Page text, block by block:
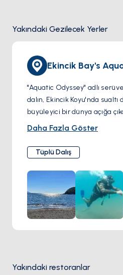
Yakındaki Gezilecek Yerler
Ekincik Bay's
"Aquatic Odyssey" adlı
dalın, Ekincik Koyu'nda sualtı
büyüleyici bir dünya açığa
bütünleşmeyi arzulayan
Koyun mavi kucaklaması
denizcilik tarihinden hikâyeler
yatıyor. Işığın dalgaların
aydınlattığı labirent gibi
içlerinde gizlenen sırları
büyüleyen şey renkli
balıklarla dolup taştığı ve
belirsiz yaratıkların
Daha Fazla Göster
Tüplü Dalış
Yakındaki restoranlar